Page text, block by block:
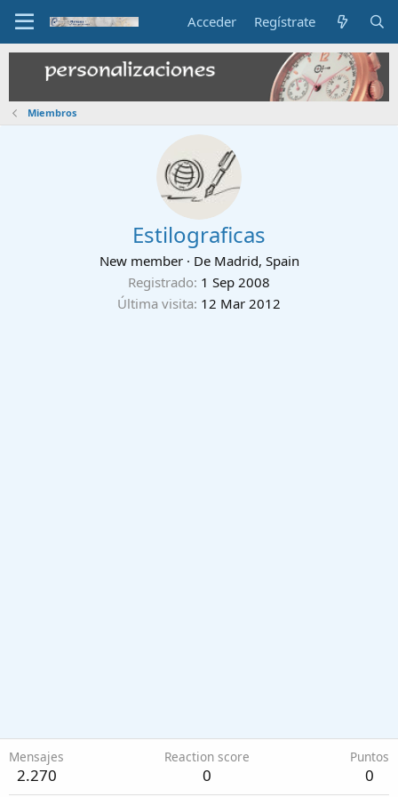
Acceder Regístrate
Miembros
Estilograficas
New member · De Madrid, Spain
Registrado 1 Sep 2008
Última visita 12 Mar 2012
Mensajes
2.270
Reaction score
0
Puntos
0